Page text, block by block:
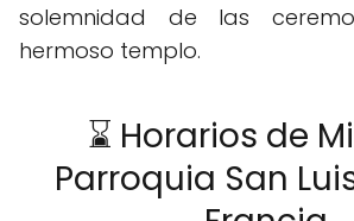
solemnidad de las
hermoso templo.
⌛ Horarios de
Parroquia San